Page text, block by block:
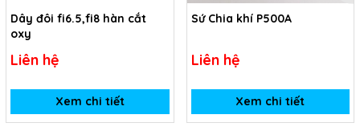
Dây đôi fi6.5,fi8 hàn cắt
oxy
Liên hệ
Xem chi tiết
Sứ Chia khí P500A
Liên hệ
Xem chi tiết